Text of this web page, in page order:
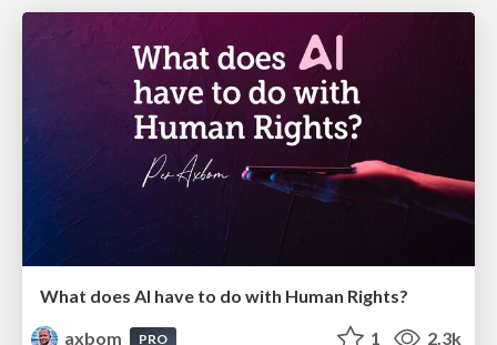
What does AI have to do with Human Rights?
axbom
PRO 1 2.3k